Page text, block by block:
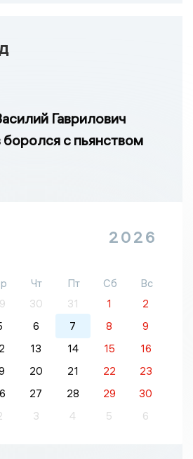
Гаврилович
с пьянством
2026
Чт Пт Сб
Вс
30 31 1
2
6 7 8
9
13 14 15
16
20 21 22
23
27 28 29
30
3 4 5 6